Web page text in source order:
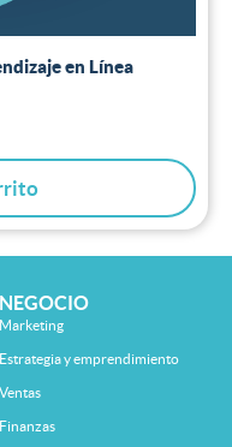
en Línea
NEGOCIO
Marketing
Estrategia y emprendimiento
Ventas
Finanzas